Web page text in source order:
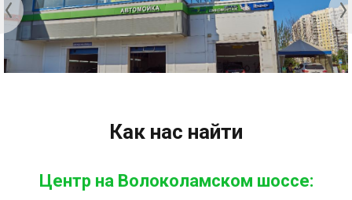
Как нас найти
Центр на Волоколамском шоссе: